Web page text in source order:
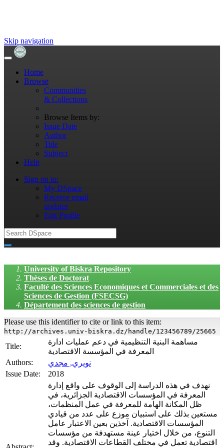
Skip navigation
Home
Browse
Communities
& Collections
Browse Items by:
Issue Date
Author
Title
Subject
Help
Sign on to:
My DSpace
Receive email
updates
Edit Profile
University of Biskra Repository
Thèses de Doctorat
Faculté des Sciences Economiques et Commerciales et des
Sciences de Gestion (FSECSG)
Département des sciences de gestion
Please use this identifier to cite or link to this item:
http://archives.univ-biskra.dz/handle/123456789/25665
Title:
مساهمة البنية التنظيمية في دعم عمليات ادارة
المعرفة في المؤسسة الاقتصادية
Authors:
نويري, مجدي
Issue Date:
2018
نهدف في هذه الدراسة إلى الوقوف على واقع إدارة
المعرفة في المؤسسات الاقتصادية الجزائرية، في
ظل المكانة الهامة للمعرفة في عمل المنظمات،
مستعين بذلك على استبيان موزع على عدد من قيادي
المؤسسات الاقتصادية. آخذين بعين الاعتبار عامل
التنوع، من خلال اختيار عينة مستهدفة من مؤسسات
اقتصادية تعمل في مختلف القطاعات الاقتصادية. وقد